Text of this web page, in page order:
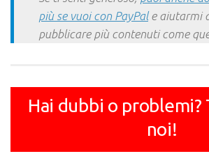
più se vuoi con PayPale aiutarmi
pubblicare più contenuti come
Hai dubbi o problemi?
noi!